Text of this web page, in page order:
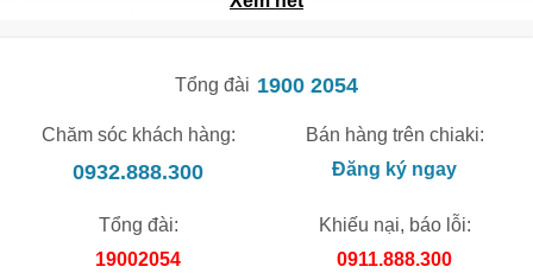
Tổng đài 1900 2054
Chăm sóc khách hàng:
0932.888.300
Bán hàng trên chiaki:
Đăng ký ngay
Tổng đài:
19002054
Khiếu nại, báo lỗi:
0911.888.300